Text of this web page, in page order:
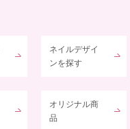
ネイルデザイ
ンを探す
オリジナル商
品